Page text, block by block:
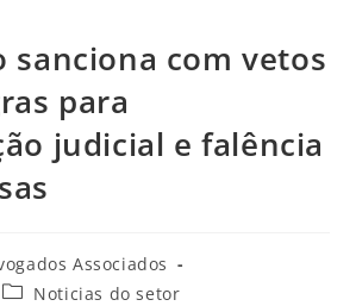
sanciona com vetos
para
judicial e falência
Associados
Noticias do setor